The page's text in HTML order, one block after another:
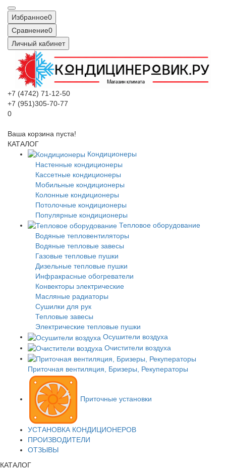
Избранное0
Сравнение0
Личный кабинет
+7 (4742) 71-12-50
+7 (951)305-70-77
0
Ваша корзина пуста!
КАТАЛОГ
Кондиционеры
Настенные кондиционеры
Кассетные кондиционеры
Мобильные кондиционеры
Колонные кондиционеры
Потолочные кондиционеры
Популярные кондиционеры
Тепловое оборудование
Водяные тепловентиляторы
Водяные тепловые завесы
Газовые тепловые пушки
Дизельные тепловые пушки
Инфракрасные обогреватели
Конвекторы электрические
Масляные радиаторы
Сушилки для рук
Тепловые завесы
Электрические тепловые пушки
Осушители воздуха
Очистители воздуха
Приточная вентиляция, Бризеры, Рекуператоры
Приточные установки
УСТАНОВКА КОНДИЦИОНЕРОВ
ПРОИЗВОДИТЕЛИ
ОТЗЫВЫ
КАТАЛОГ